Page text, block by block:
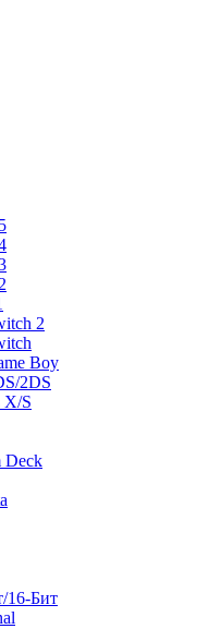
2
Boy
2DS
X/S
Deck
16-Бит